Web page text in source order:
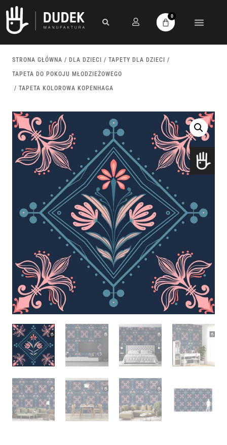
0
STRONA GŁÓWNA / DLA DZIECI / TAPETY DLA DZIECI
/
TAPETA DO POKOJU MŁODZIEŻOWEGO
/ TAPETA KOLOROWA KOPENHAGA